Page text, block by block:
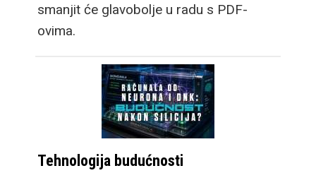
smanjit će glavobolje u radu s PDF-
ovima.
Tehnologija budućnosti